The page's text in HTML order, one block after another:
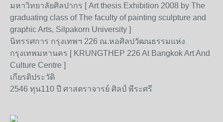
มหาวิทยาลัยศิลปากร [ Art thesis Exhibition 2008 by The
graduating class of The faculty of painting sculpture and
graphic Arts, Silpakorn University ]
นิทรรศการ กรุงเทพฯ 226 ณ.หอศิลปวัฒนธรรมแห่ง
กรุงเทพมหานคร [ KRUNGTHEP 226 At Bangkok Art And
Culture Centre ]
เกียรติประวัติ
2546 ทุน110 ปี ศาสตราจารย์ ศิลป์ พีระศรี